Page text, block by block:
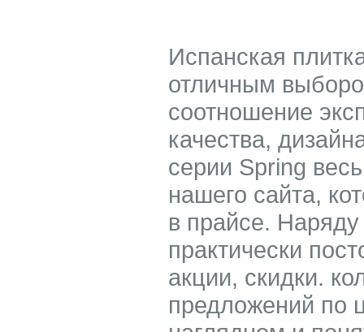
Испанская
отличным
соотношение
качества,
серии Spring
нашего сайта,
в прайсе.
практически
акции, скидки.
предложений по